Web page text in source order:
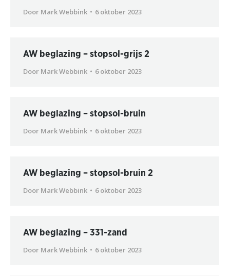
Door Mark Webbink 6 oktober 2023
AW beglazing – stopsol-grijs 2
Door Mark Webbink 6 oktober 2023
AW beglazing – stopsol-bruin
Door Mark Webbink 6 oktober 2023
AW beglazing – stopsol-bruin 2
Door Mark Webbink 6 oktober 2023
AW beglazing – 331-zand
Door Mark Webbink 6 oktober 2023